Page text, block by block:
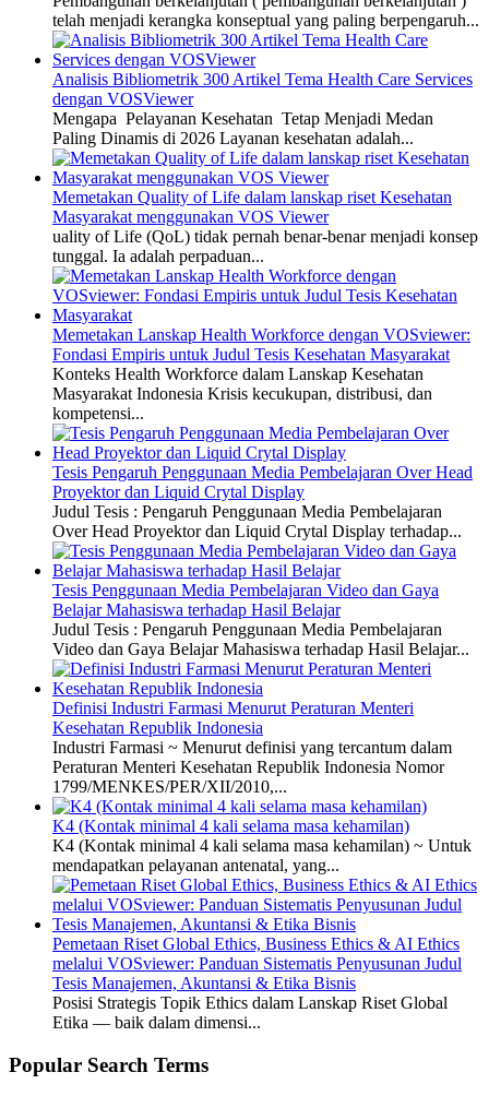
telah menjadi kerangka konseptual yang paling berpengaruh...
Analisis Bibliometrik 300 Artikel Tema Health Care Services
dengan VOSViewer
Mengapa Pelayanan Kesehatan Tetap Menjadi Medan
Paling Dinamis di 2026 Layanan kesehatan adalah...
Memetakan Quality of Life dalam lanskap riset Kesehatan
Masyarakat menggunakan VOS Viewer
uality of Life (QoL) tidak pernah benar-benar menjadi konsep
tunggal. Ia adalah perpaduan...
Memetakan Lanskap Health Workforce dengan VOSviewer:
Fondasi Empiris untuk Judul Tesis Kesehatan Masyarakat
Konteks Health Workforce dalam Lanskap Kesehatan
Masyarakat Indonesia Krisis kecukupan, distribusi, dan
kompetensi...
Tesis Pengaruh Penggunaan Media Pembelajaran Over Head
Proyektor dan Liquid Crytal Display
Judul Tesis : Pengaruh Penggunaan Media Pembelajaran
Over Head Proyektor dan Liquid Crytal Display terhadap...
Tesis Penggunaan Media Pembelajaran Video dan Gaya
Belajar Mahasiswa terhadap Hasil Belajar
Judul Tesis : Pengaruh Penggunaan Media Pembelajaran
Video dan Gaya Belajar Mahasiswa terhadap Hasil Belajar...
Definisi Industri Farmasi Menurut Peraturan Menteri
Kesehatan Republik Indonesia
Industri Farmasi ~ Menurut definisi yang tercantum dalam
Peraturan Menteri Kesehatan Republik Indonesia Nomor
1799/MENKES/PER/XII/2010,...
K4 (Kontak minimal 4 kali selama masa kehamilan)
K4 (Kontak minimal 4 kali selama masa kehamilan) ~ Untuk
mendapatkan pelayanan antenatal, yang...
Pemetaan Riset Global Ethics, Business Ethics & AI Ethics
melalui VOSviewer: Panduan Sistematis Penyusunan Judul
Tesis Manajemen, Akuntansi & Etika Bisnis
Posisi Strategis Topik Ethics dalam Lanskap Riset Global
Etika — baik dalam dimensi...
Popular Search Terms